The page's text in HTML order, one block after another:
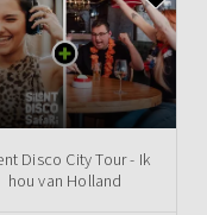
Disco City Tour - Ik
hou van Holland